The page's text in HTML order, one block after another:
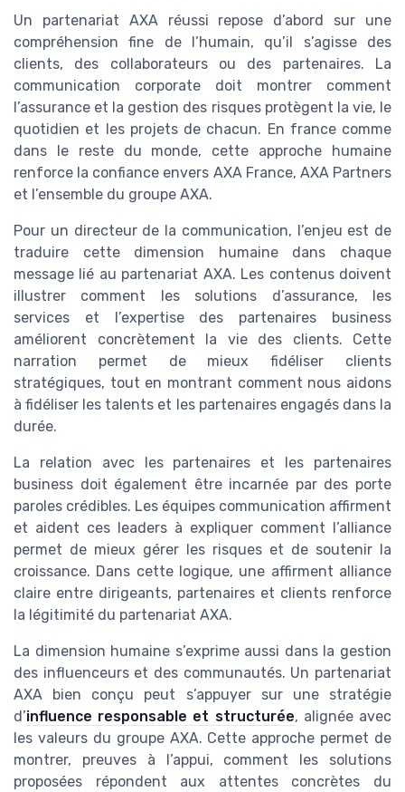
Un partenariat AXA réussi repose d’abord sur une
compréhension fine de l’humain, qu’il s’agisse des
clients, des collaborateurs ou des partenaires. La
communication corporate doit montrer comment
l’assurance et la gestion des risques protègent la vie, le
quotidien et les projets de chacun. En france comme
dans le reste du monde, cette approche humaine
renforce la confiance envers AXA France, AXA Partners
et l’ensemble du groupe AXA.
Pour un directeur de la communication, l’enjeu est de
traduire cette dimension humaine dans chaque
message lié au partenariat AXA. Les contenus doivent
illustrer comment les solutions d’assurance, les
services et l’expertise des partenaires business
améliorent concrètement la vie des clients. Cette
narration permet de mieux fidéliser clients
stratégiques, tout en montrant comment nous aidons
à fidéliser les talents et les partenaires engagés dans la
durée.
La relation avec les partenaires et les partenaires
business doit également être incarnée par des porte
paroles crédibles. Les équipes communication affirment
et aident ces leaders à expliquer comment l’alliance
permet de mieux gérer les risques et de soutenir la
croissance. Dans cette logique, une affirment alliance
claire entre dirigeants, partenaires et clients renforce
la légitimité du partenariat AXA.
La dimension humaine s’exprime aussi dans la gestion
des influenceurs et des communautés. Un partenariat
AXA bien conçu peut s’appuyer sur une stratégie
d’influence responsable et structurée, alignée avec
les valeurs du groupe AXA. Cette approche permet de
montrer, preuves à l’appui, comment les solutions
proposées répondent aux attentes concrètes du